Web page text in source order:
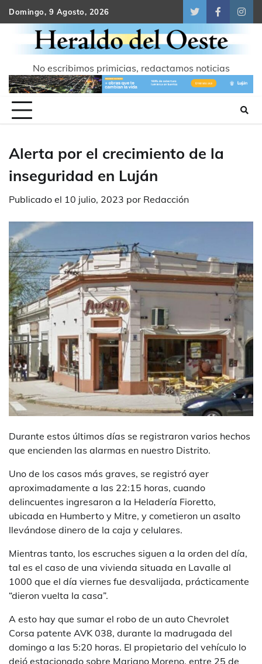
Skip
to
content
Domingo, 9 Agosto, 2026
TwitterFacebook
No escribimos primicias, redactamos noticias
Alerta por el crecimiento de la
inseguridad en Luján
Publicado el 10 julio, 2023 por Redacción
Durante estos últimos días se registraron varios hechos
que encienden las alarmas en nuestro Distrito.
Uno de los casos más graves, se registró ayer
aproximadamente a las 22:15 horas, cuando
delincuentes ingresaron a la Heladería Fioretto,
ubicada en Humberto y Mitre, y cometieron un asalto
llevándose dinero de la caja y celulares.
Mientras tanto, los escruches siguen a la orden del día,
tal es el caso de una vivienda situada en Lavalle al
1000 que el día viernes fue desvalijada, prácticamente
“dieron vuelta la casa”.
A esto hay que sumar el robo de un auto Chevrolet
Corsa patente AVK 038, durante la madrugada del
domingo a las 5:20 horas. El propietario del vehículo lo
dejó estacionado sobre Mariano Moreno, entre 25 de